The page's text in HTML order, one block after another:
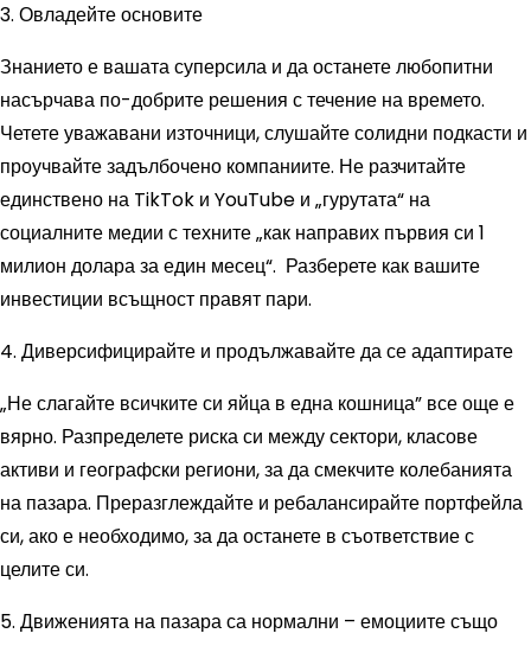
3. Овладейте основите
Знанието е вашата суперсила и да останете любопитни
насърчава по-добрите решения с течение на времето.
Четете уважавани източници, слушайте солидни подкасти и
проучвайте задълбочено компаниите. Не разчитайте
единствено на TikTok и YouTube и „гурутата“ на
социалните медии с техните „как направих първия си 1
милион долара за един месец“. Разберете как вашите
инвестиции всъщност правят пари.
4. Диверсифицирайте и продължавайте да се адаптирате
„Не слагайте всичките си яйца в една кошница” все още е
вярно. Разпределете риска си между сектори, класове
активи и географски региони, за да смекчите колебанията
на пазара. Преразглеждайте и ребалансирайте портфейла
си, ако е необходимо, за да останете в съответствие с
целите си.
5. Движенията на пазара са нормални – емоциите също